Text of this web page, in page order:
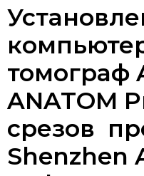
томограф
ANATOM
срезов
Shenzhen